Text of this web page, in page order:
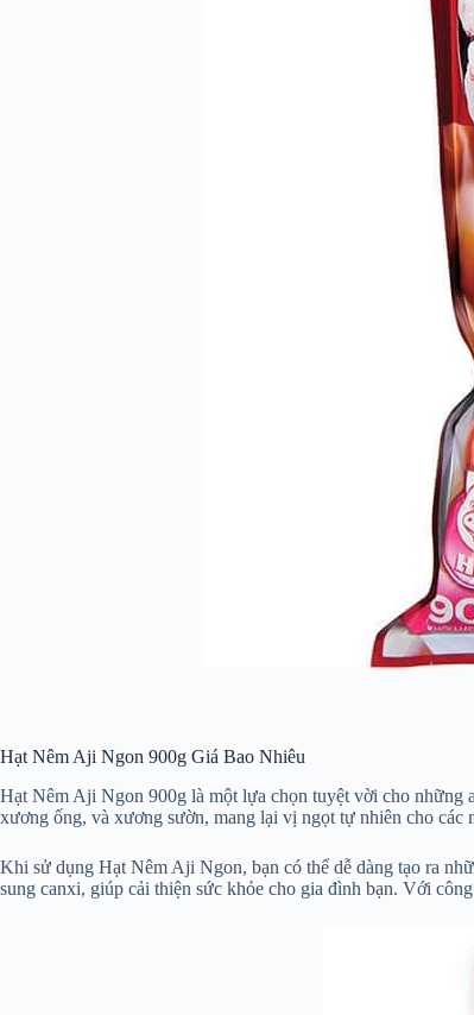
Hạt Nêm Aji Ngon 900g Giá Bao Nhiêu
Hạt Nêm Aji Ngon 900g là một lựa chọn tuyệt vời cho những
xương ống, và xương sườn, mang lại vị ngọt tự nhiên cho
Khi sử dụng Hạt Nêm Aji Ngon, bạn có thể dễ dàng tạo ra
sung canxi, giúp cải thiện sức khỏe cho gia đình bạn. Với